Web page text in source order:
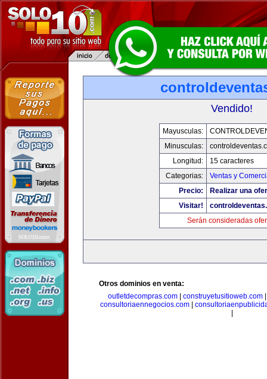
Vendido!
Mayusculas:
Minusculas:
Longitud:
15 caracteres
Categorias:
Ventas y
Precio:
Realizar una
Visitar!
Serán consideradas
Otros dominios en venta:
outletdecompras.com
construyetusitioweb.com
consultoriaennegocios.com|